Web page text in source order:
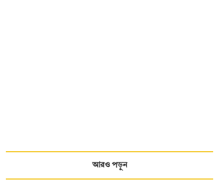
আরও পড়ুন